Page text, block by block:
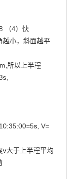
（4）快
越小，斜面越平
所以上半程
V=
v大于上半程平均